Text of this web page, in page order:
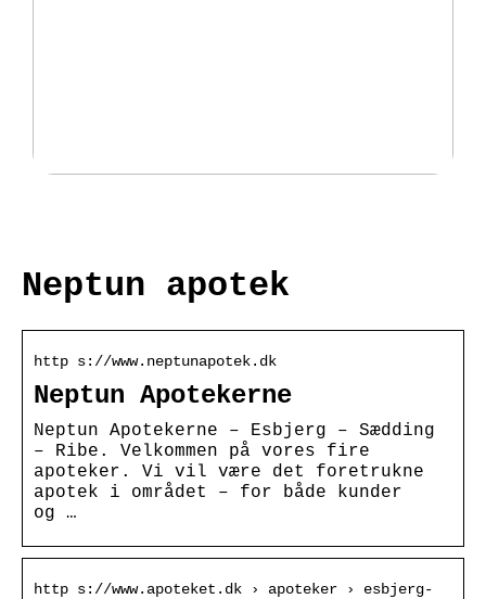
Neptun apotek
http s://www.neptunapotek.dk
Neptun Apotekerne
Neptun Apotekerne – Esbjerg – Sædding
– Ribe. Velkommen på vores fire
apoteker. Vi vil være det foretrukne
apotek i området – for både kunder
og …
http s://www.apoteket.dk › apoteker › esbjerg-